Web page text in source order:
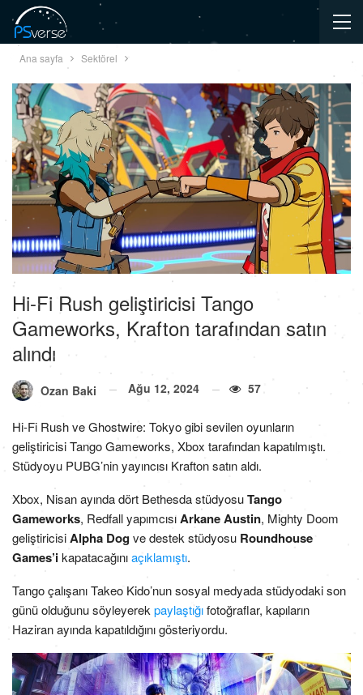
Ana sayfa Sektörel
Hi-Fi Rush geliştiricisi Tango
Gameworks, Krafton tarafından satın
alındı
Ozan Baki Ağu 12, 2024 57
Hi-Fi Rush ve Ghostwire: Tokyo gibi sevilen oyunların
geliştiricisi Tango Gameworks, Xbox tarafından kapatılmıştı.
Stüdyoyu PUBG’nin yayıncısı Krafton satın aldı.
Xbox, Nisan ayında dört Bethesda stüdyosuTango
Gameworks, Redfall yapımcısıArkane Austin, Mighty Doom
geliştiricisiAlpha Dogve destek stüdyosu Roundhouse
Games’ikapatacağınıaçıklamıştı.
Tango çalışanı Takeo Kido’nun sosyal medyada stüdyodaki son
günü olduğunu söyleyerek paylaştığıfotoğraflar, kapıların
Haziran ayında kapatıldığını gösteriyordu.